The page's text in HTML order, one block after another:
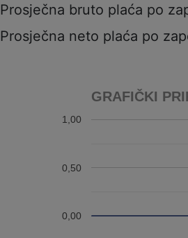
Prosječna bruto plaća po
Prosječna neto plaća po
GRAFIČKI
0,00
0,50
1,00